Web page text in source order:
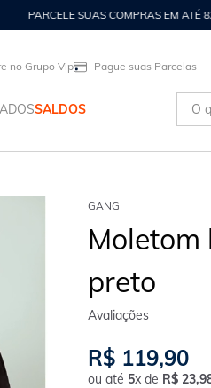
NO CARTÃO GANG
no Grupo Vip Pague suas Parcelas
SALDOS
O
GANG
Moletom
preto
R$ 119,90
ou até 5x de R$ 23,